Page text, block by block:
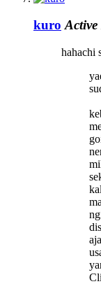
kuro
hahachi